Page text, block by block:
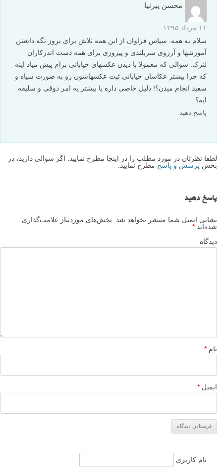
محسن پیرنیا
۱۱ مرداد ۱۳۹۵
سلام به همه. سپاس فراوان از این همه تلاش برای بروز نگه داشتن
آموزشها و آرزوی سربلندی و پیروزی برای همه دست اندرکاران
لنزک. سوالی که معمولا با دیدن عکسهای خیابانی برام پیش میاد اینه
که چرا بیشتر عکاسان خیابانی ثبت عکسهاشون رو به صورت سیاه و
سفید انجام میدن؟! دلیل خاصی داره یا بیشتر یه امر ذوقی و سلیقه
ایه؟
پاسخ دهید
لطفا نظرتان در مورد مطلب را در اینجا مطرح نمایید. اگر سوالی دارید، در
بخش پرسش و پاسخ مطرح نمایید.
پاسخ دهید
نشانی ایمیل شما منتشر نخواهد شد.
بخش‌های موردنیاز علامت‌گذاری
شده‌اند *
دیدگاه
نام *
ایمیل *
نام کاربری